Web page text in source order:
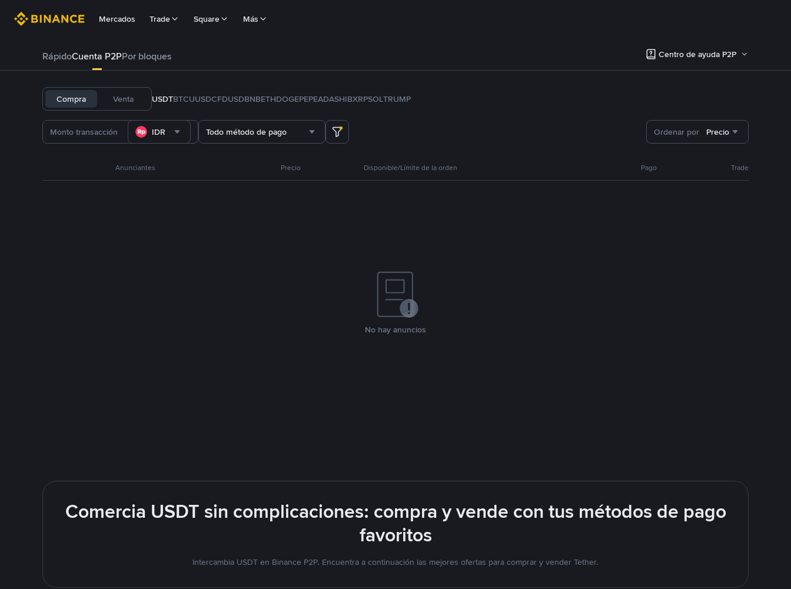
Mercados Trade Square Más
RápidoCuenta P2PPor bloques Centro de ayuda P2P
Compra Venta USDTBTCUUSDCFDUSDBNBETHDOGEPEPEADASHIBXRPSOLTRUMP
IDR Todo método de pago Ordenar por Precio
Anunciantes Precio Disponible/Límite de la orden Pago Trade
No hay anuncios
Comercia USDT sin complicaciones: compra y vende con tus métodos de pago
favoritos
Intercambia USDT en Binance P2P. Encuentra a continuación las mejores ofertas para comprar y vender Tether.